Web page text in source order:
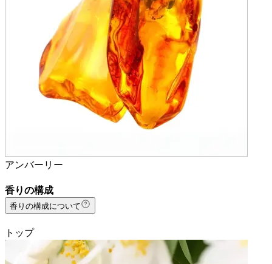
アンバーリー
香りの構成
香りの構成について
トップ